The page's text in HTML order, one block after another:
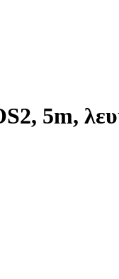
5m,